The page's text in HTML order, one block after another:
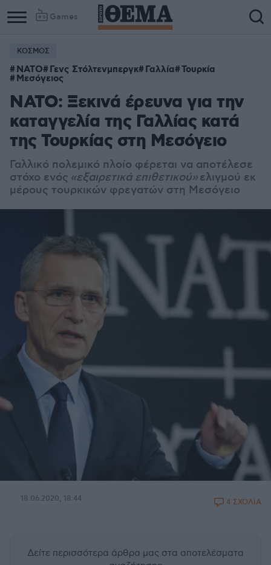
Games
ΚΟΣΜΟΣ
ΝΑΤΟ Γενς Στόλτενμπεργκ Γαλλία Τουρκία
Μεσόγειος
ΝΑΤΟ: Ξεκινά έρευνα για την
καταγγελία της Γαλλίας κατά
της Τουρκίας στη Μεσόγειο
Γαλλικό πολεμικό πλοίο φέρεται να αποτέλεσε
στόχο ενός «εξαιρετικά επιθετικού»ελιγμού εκ
μέρους τουρκικών φρεγατών στη Μεσόγειο
18.06.2020, 18:44 4 ΣΧΟΛΙΑ
Δείτε περισσότερα άρθρα μας στα αποτελέσματα